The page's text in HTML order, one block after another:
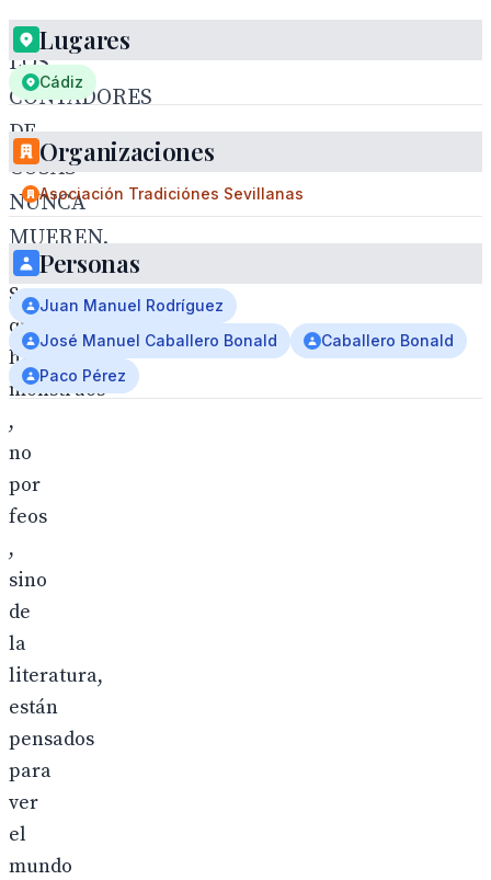
LOS
CONTADORES
DE
COSAS
NUNCA
MUEREN.
Seguro
que
hay
monstruos
,
no
por
feos
,
sino
de
la
literatura,
están
pensados
para
ver
el
mundo
Lugares
Cádiz
Organizaciones
Asociación Tradiciónes Sevillanas
Personas
Juan Manuel Rodríguez
José Manuel Caballero Bonald
Caballero Bonald
Paco Pérez